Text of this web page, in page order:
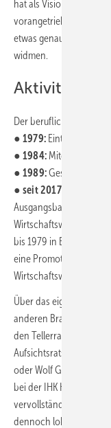
hat als Visionär die
vorangetrieben. Zeit
etwas genauer
widmen.
Aktivitäten
Der berufliche
● 1979: Eintritt in das
● 1984: Mitglied der
● 1989:
● seit 2017:
Ausgangsbasis für
bis 1979 in Erlangen/
eine Promotion zum
Über das eigene
anderen Branchen und
den Tellerrand
Aufsichtsratsmandate.
oder Wolf Garten
bei der IHK Kassel-
vervollständigt das Bild
dennoch lokal